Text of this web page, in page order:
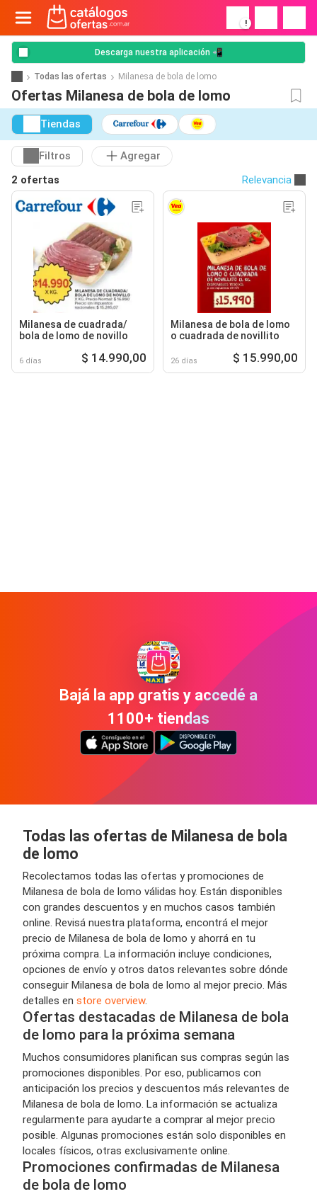
!
Descarga nuestra aplicación 📲
Todas las ofertas Milanesa de bola de lomo
Ofertas Milanesa de bola de lomo
Tiendas
Filtros
Agregar
2 ofertas
Relevancia
Milanesa de cuadrada/
bola de lomo de novillo
6 días $ 14.990,00
Milanesa de bola de lomo
o cuadrada de novillito
26 días $ 15.990,00
Bajá la app gratis y accedé a
1100+ tiendas
Todas las ofertas de Milanesa de bola
de lomo
Recolectamos todas las ofertas y promociones de
Milanesa de bola de lomo válidas hoy. Están disponibles
con grandes descuentos y en muchos casos también
online. Revisá nuestra plataforma, encontrá el mejor
precio de Milanesa de bola de lomo y ahorrá en tu
próxima compra. La información incluye condiciones,
opciones de envío y otros datos relevantes sobre dónde
conseguir Milanesa de bola de lomo al mejor precio. Más
detalles en store overview.
Ofertas destacadas de Milanesa de bola
de lomo para la próxima semana
Muchos consumidores planifican sus compras según las
promociones disponibles. Por eso, publicamos con
anticipación los precios y descuentos más relevantes de
Milanesa de bola de lomo. La información se actualiza
regularmente para ayudarte a comprar al mejor precio
posible. Algunas promociones están solo disponibles en
locales físicos, otras exclusivamente online.
Promociones confirmadas de Milanesa
de bola de lomo